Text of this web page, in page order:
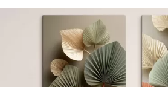
Rezistent la decolorare
Cerneală sigură și inodoră
Suprafață tip pânză
Material ecologic